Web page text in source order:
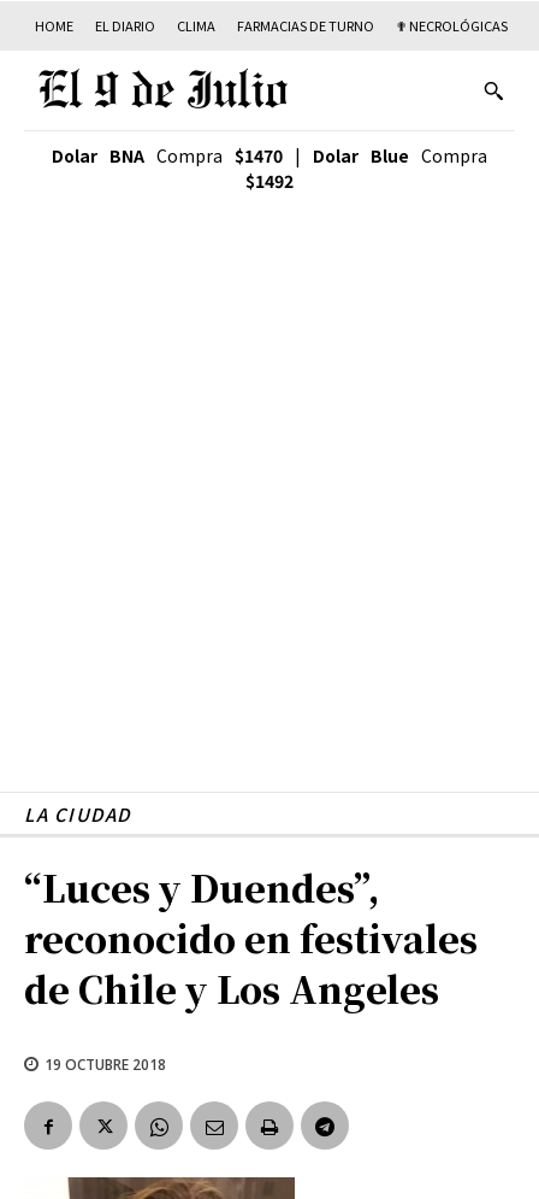
HOME EL DIARIO CLIMA FARMACIAS DE TURNO ✟ NECROLÓGICAS
Dolar BNA Compra $1470 | Dolar Blue Compra
$1492
LA CIUDAD
“Luces y Duendes”,
reconocido en festivales
de Chile y Los Angeles
19 OCTUBRE 2018